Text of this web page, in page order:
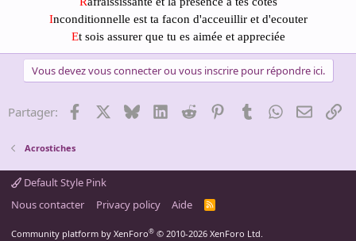
Inconditionnelle est ta facon d'acceuillir et d'ecouter
Et sois assurer que tu es aimée et appreciée
Vous devez vous connecter ou vous inscrire pour répondre ici.
Partager: Facebook BlueskyLinkedInReddit PinterestTumblrWhatsApp
Email
Acrostiches
Default Style Pink
Nous contacter
Privacy policy Aide
R
Community platform by XenForo® © 2010-2026 XenForo Ltd.